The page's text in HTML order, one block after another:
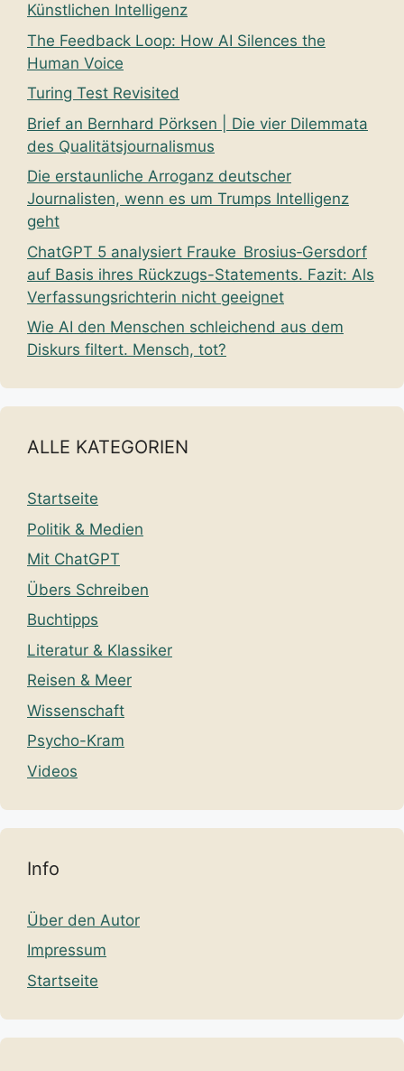
Künstlichen Intelligenz
The Feedback Loop: How AI Silences the
Human Voice
Turing Test Revisited
Brief an Bernhard Pörksen | Die vier Dilemmata
des Qualitätsjournalismus
Die erstaunliche Arroganz deutscher
Journalisten, wenn es um Trumps Intelligenz
geht
ChatGPT 5 analysiert Frauke Brosius‑Gersdorf
auf Basis ihres Rückzugs-Statements. Fazit: Als
Verfassungsrichterin nicht geeignet
Wie AI den Menschen schleichend aus dem
Diskurs filtert. Mensch, tot?
ALLE KATEGORIEN
Startseite
Politik & Medien
Mit ChatGPT
Übers Schreiben
Buchtipps
Literatur & Klassiker
Reisen & Meer
Wissenschaft
Psycho-Kram
Videos
Info
Über den Autor
Impressum
Startseite